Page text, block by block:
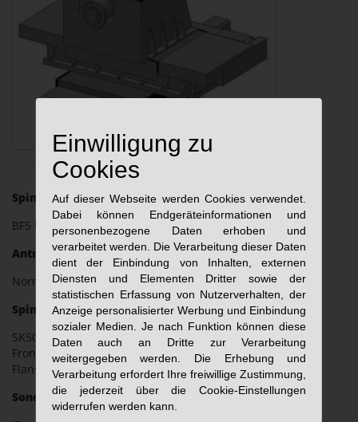
Spindeleinheit:
BF5 breit
Antriebsmotor:
Normmotor bis 18,5KW, Servoantrieb
Spindelnase:
SK50 – Aufnahme ähnlich DIN 2079
Frontspannsystem HSK-C Gr. 100
Flanschaufnahme
Sonderausf.:
Einwilligung zu
Cookies
Auf dieser Webseite werden Cookies verwendet.
Dabei können Endgeräteinformationen und
personenbezogene Daten erhoben und
verarbeitet werden. Die Verarbeitung dieser Daten
dient der Einbindung von Inhalten, externen
Diensten und Elementen Dritter sowie der
statistischen Erfassung von Nutzerverhalten, der
Anzeige personalisierter Werbung und Einbindung
sozialer Medien. Je nach Funktion können diese
Daten auch an Dritte zur Verarbeitung
weitergegeben werden. Die Erhebung und
Verarbeitung erfordert Ihre freiwillige Zustimmung,
die jederzeit über die Cookie-Einstellungen
widerrufen werden kann.